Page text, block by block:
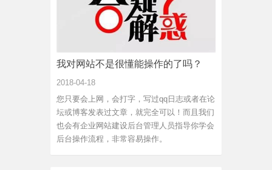
我对网站不是很懂能操作的了吗？
2018-04-18
您只要会上网，会打字，写过qq日志或者在论
坛或博客发表过文章，就完全可以！而且我们
也会有企业网站建设后台管理人员指导你学会
后台操作流程，非常容易操作。